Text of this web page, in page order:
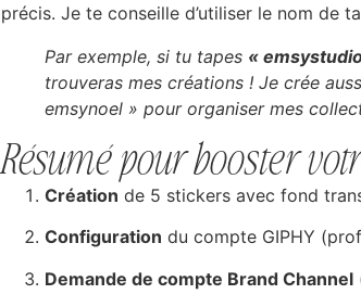
précis. Je te conseille d’utiliser le nom de
Par exemple, si tu tapes «
trouveras mes créations ! Je crée
emsynoel » pour organiser mes
Résumé pour booster
Création de 5 stickers avec fond
Configuration du compte GIPHY
Demande de compte Brand Channel